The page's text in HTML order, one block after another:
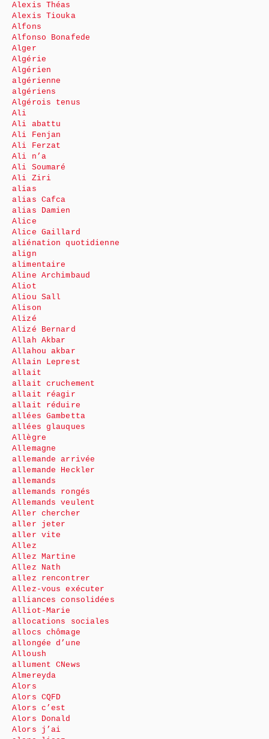
Alexis Théas
Alexis Tiouka
Alfons
Alfonso Bonafede
Alger
Algérie
Algérien
algérienne
algériens
Algérois tenus
Ali
Ali abattu
Ali Fenjan
Ali Ferzat
Ali n’a
Ali Soumaré
Ali Ziri
alias
alias Cafca
alias Damien
Alice
Alice Gaillard
aliénation quotidienne
align
alimentaire
Aline Archimbaud
Aliot
Aliou Sall
Alison
Alizé
Alizé Bernard
Allah Akbar
Allahou akbar
Allain Leprest
allait
allait cruchement
allait réagir
allait réduire
allées Gambetta
allées glauques
Allègre
Allemagne
allemande arrivée
allemande Heckler
allemands
allemands rongés
Allemands veulent
Aller chercher
aller jeter
aller vite
Allez
Allez Martine
Allez Nath
allez rencontrer
Allez-vous exécuter
alliances consolidées
Alliot-Marie
allocations sociales
allocs chômage
allongée d’une
Alloush
allument CNews
Almereyda
Alors
Alors CQFD
Alors c’est
Alors Donald
Alors j’ai